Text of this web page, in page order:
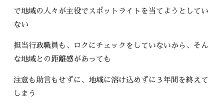
で地域の人々が主役でスポットライトを当てようとしてい
ない
担当行政職員も、ロクにチェックをしていないから、そん
な地域との距離感があっても
注意も助言もせずに、地域に溶け込めずに３年間を終えて
しまう